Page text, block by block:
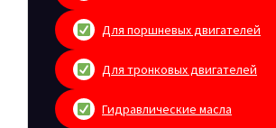
Для поршневых двигателей
Для тронковых двигателей
Гидравлические масла